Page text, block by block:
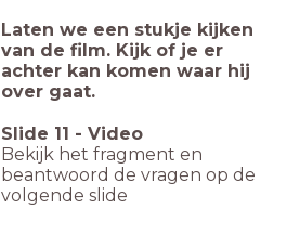
Laten we een stukje kijken
van de film. Kijk of je er
achter kan komen waar hij
over gaat.
Slide 11 - Video
Bekijk het fragment en
beantwoord de vragen op de
volgende slide